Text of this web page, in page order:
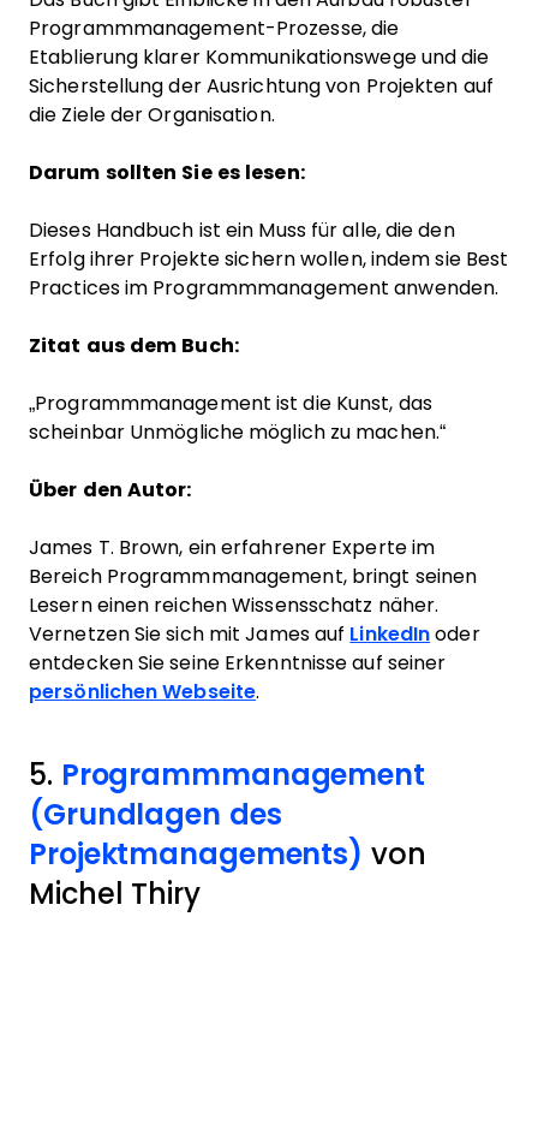
Programmmanagement-Prozesse, die
Etablierung klarer Kommunikationswege und die
Sicherstellung der Ausrichtung von Projekten auf
die Ziele der Organisation.
Darum sollten Sie es lesen:
Dieses Handbuch ist ein Muss für alle, die den
Erfolg ihrer Projekte sichern wollen, indem sie Best
Practices im Programmmanagement anwenden.
Zitat aus dem Buch:
„Programmmanagement ist die Kunst, das
scheinbar Unmögliche möglich zu machen.“
Über den Autor:
James T. Brown, ein erfahrener Experte im
Bereich Programmmanagement, bringt seinen
Lesern einen reichen Wissensschatz näher.
Vernetzen Sie sich mit James auf LinkedIn oder
entdecken Sie seine Erkenntnisse auf seiner
persönlichen Webseite.
5. Programmmanagement
(Grundlagen des
Projektmanagements) von
Michel Thiry